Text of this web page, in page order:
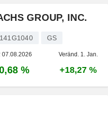
GROUP, INC.
GS
07.08.2026 Veränd. 1. Jan.
% +18,27 %